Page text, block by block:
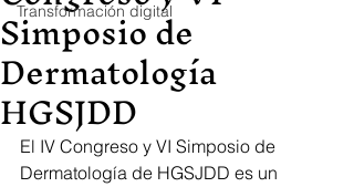
Transformación digital
Simposio de
Dermatología
HGSJDD
El IV Congreso y VI Simposio de
Dermatología de HGSJDD es un